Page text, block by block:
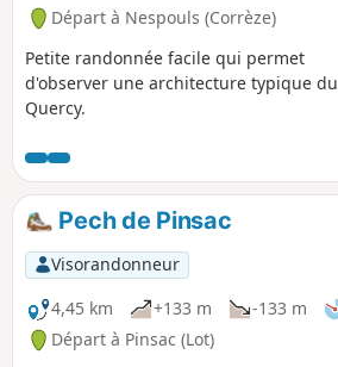
Départ à Nespouls (Corrèze)
Petite randonnée facile qui permet
d'observer une architecture typique du
Quercy.
Pech de Pinsac
Visorandonneur
4,45 km
+133 m -133 m
Départ à Pinsac (Lot)